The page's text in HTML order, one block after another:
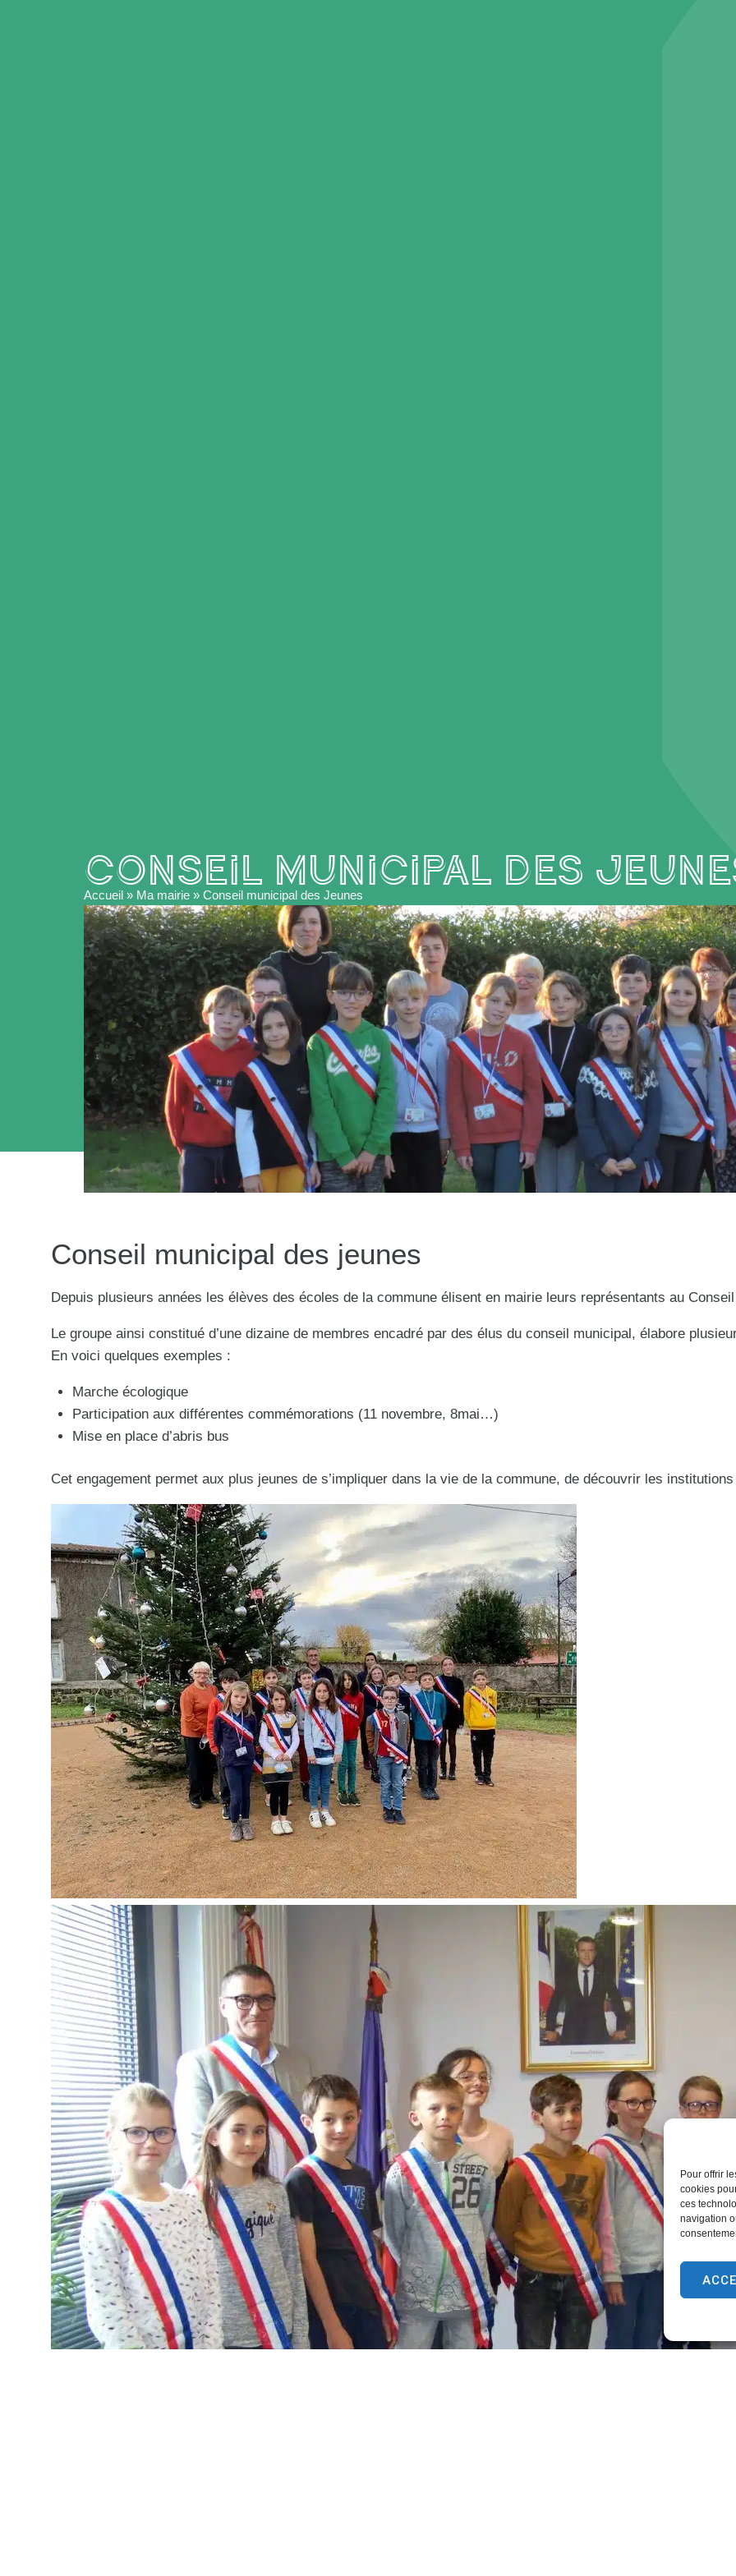
Pour offrir
cookies
ces
navigation
Conseil municipal des
Accueil » Ma mairie » Conseil municipal des Jeunes
Conseil municipal des jeunes
Depuis plusieurs années les élèves des écoles de la commune élisent en mairie leurs représentants au
Le groupe ainsi constitué d’une dizaine de membres encadré par des élus du conseil municipal, élabore
En voici quelques exemples :
Marche écologique
Participation aux différentes commémorations (11 novembre, 8mai…)
Mise en place d’abris bus
Cet engagement permet aux plus jeunes de s’impliquer dans la vie de la commune, de découvrir les